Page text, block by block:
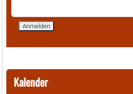
Kalender